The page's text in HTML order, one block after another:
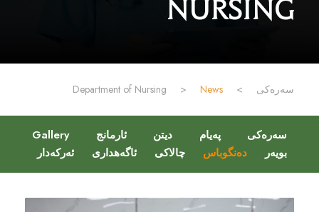
Nursing
سەرەکی >
Department of Nursing > News
سەرەکی پەیام دیتن ئارمانج
Gallery
بویەر
دەنگوباس چالاکی ئاگەهداری ئەرکەدار